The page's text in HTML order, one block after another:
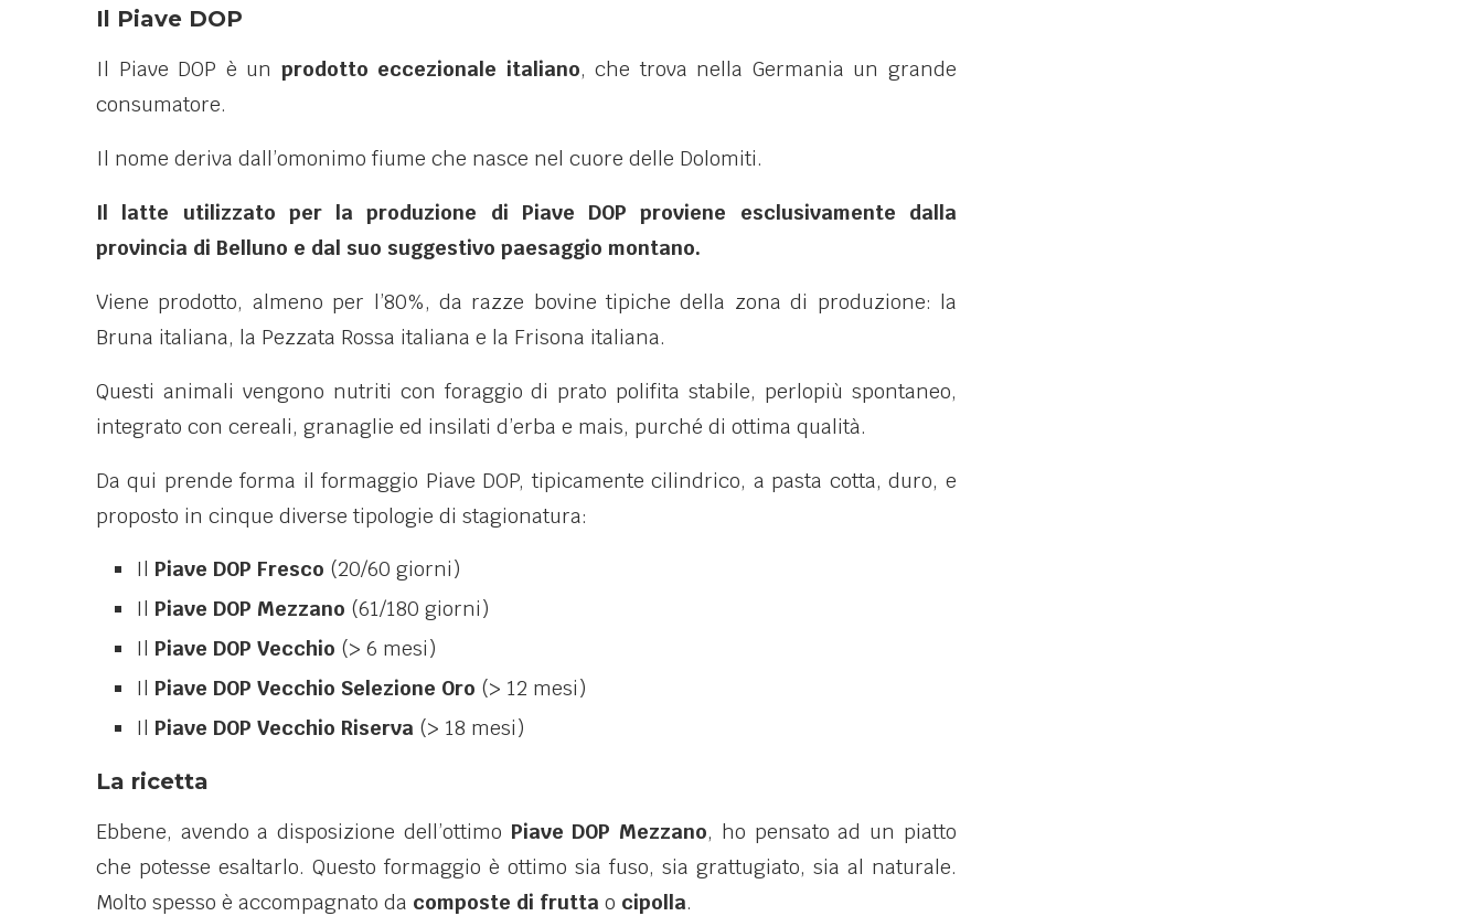
Il Piave DOP
Il Piave DOP è un prodotto eccezionale italiano, che trova nella Germania un grande
consumatore.
Il nome deriva dall’omonimo fiume che nasce nel cuore delle Dolomiti.
Il latte utilizzato per la produzione di Piave DOP proviene esclusivamente dalla
provincia di Belluno e dal suo suggestivo paesaggio montano.
Viene prodotto, almeno per l’80%, da razze bovine tipiche della zona di produzione: la
Bruna italiana, la Pezzata Rossa italiana e la Frisona italiana.
Questi animali vengono nutriti con foraggio di prato polifita stabile, perlopiù spontaneo,
integrato con cereali, granaglie ed insilati d’erba e mais, purché di ottima qualità.
Da qui prende forma il formaggio Piave DOP, tipicamente cilindrico, a pasta cotta, duro, e
proposto in cinque diverse tipologie di stagionatura:
Il Piave DOP Fresco (20/60 giorni)
Il Piave DOP Mezzano (61/180 giorni)
Il Piave DOP Vecchio (> 6 mesi)
Il Piave DOP Vecchio Selezione Oro (> 12 mesi)
Il Piave DOP Vecchio Riserva (> 18 mesi)
La ricetta
Ebbene, avendo a disposizione dell’ottimo Piave DOP Mezzano, ho pensato ad un piatto
che potesse esaltarlo. Questo formaggio è ottimo sia fuso, sia grattugiato, sia al naturale.
Molto spesso è accompagnato da composte di frutta o cipolla.